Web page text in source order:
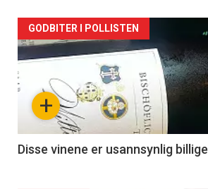
Forsiden
akkurat
nå
3
+
GODBITER I POLLISTEN
Disse vinene er usannsynlig billige